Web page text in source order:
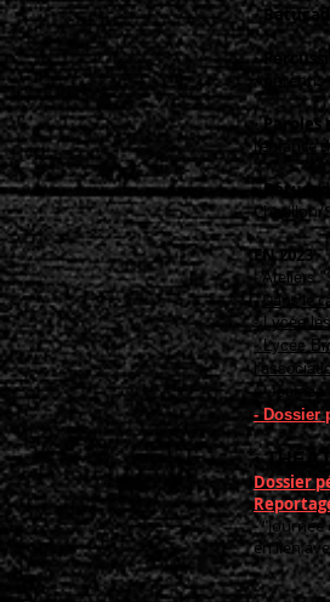
•
•
Apprentis
•Paroles
l'enfance
•
Chatillon/
EN 2023
-Ateliers
-Dans le
- Lycée
- Lycée
- Journée
- Dossier
•
Dossier
-
en lien